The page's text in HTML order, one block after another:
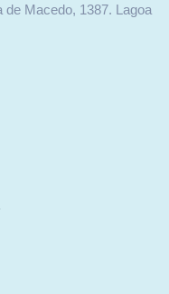
de Macedo, 1387. Lagoa